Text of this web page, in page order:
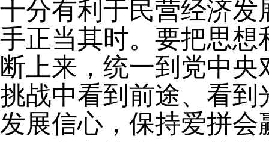
十分有利于民营经济
手正当其时。要把思
断上来，统一到党中
挑战中看到前途、看
发展信心，保持爱拼会